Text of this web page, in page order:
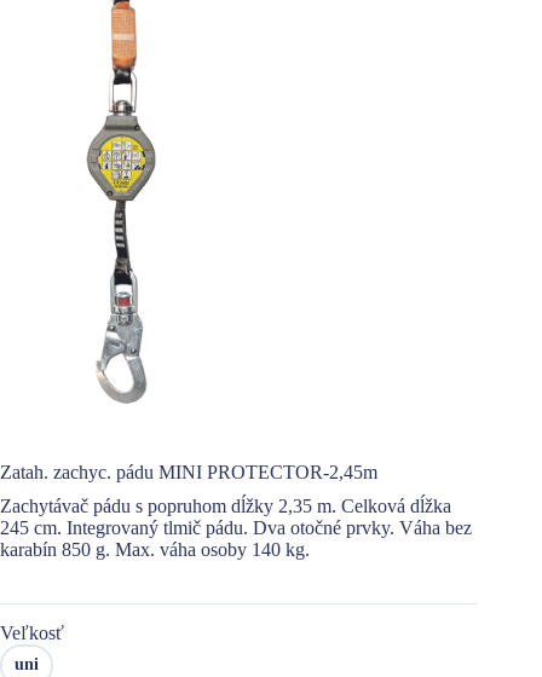
Zatah. zachyc. pádu MINI PROTECTOR-2,45m
Zachytávač pádu s popruhom dĺžky 2,35 m. Celková dĺžka
245 cm. Integrovaný tlmič pádu. Dva otočné prvky. Váha bez
karabín 850 g. Max. váha osoby 140 kg.
Veľkosť
uni